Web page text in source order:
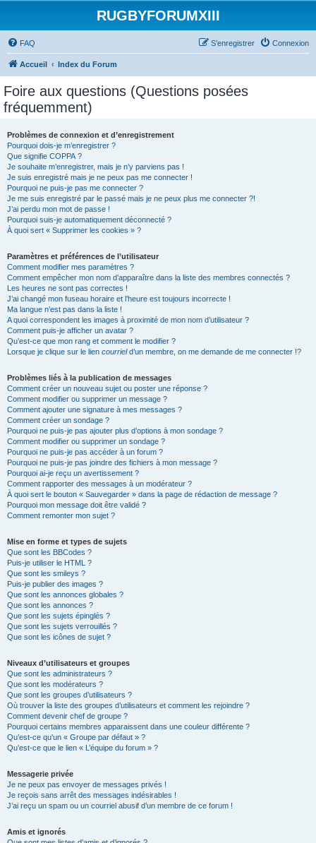
RUGBYFORUMXIII
FAQ Connexion
S’enregistrer
Accueil Index du Forum
Foire aux questions (Questions posées
fréquemment)
Problèmes de connexion et d’enregistrement
Pourquoi dois-je m’enregistrer ?
Que signifie COPPA ?
Je souhaite m’enregistrer, mais je n’y parviens pas !
Je suis enregistré mais je ne peux pas me connecter !
Pourquoi ne puis-je pas me connecter ?
Je me suis enregistré par le passé mais je ne peux plus me connecter ?!
J’ai perdu mon mot de passe !
Pourquoi suis-je automatiquement déconnecté ?
À quoi sert « Supprimer les cookies » ?
Paramètres et préférences de l’utilisateur
Comment modifier mes paramètres ?
Comment empêcher mon nom d’apparaître dans la liste des membres connectés ?
Les heures ne sont pas correctes !
J’ai changé mon fuseau horaire et l’heure est toujours incorrecte !
Ma langue n’est pas dans la liste !
A quoi correspondent les images à proximité de mon nom d’utilisateur ?
Comment puis-je afficher un avatar ?
Qu’est-ce que mon rang et comment le modifier ?
Lorsque je clique sur le lien courrield’un membre, on me demande de me connecter !?
Problèmes liés à la publication de messages
Comment créer un nouveau sujet ou poster une réponse ?
Comment modifier ou supprimer un message ?
Comment ajouter une signature à mes messages ?
Comment créer un sondage ?
Pourquoi ne puis-je pas ajouter plus d’options à mon sondage ?
Comment modifier ou supprimer un sondage ?
Pourquoi ne puis-je pas accéder à un forum ?
Pourquoi ne puis-je pas joindre des fichiers à mon message ?
Pourquoi ai-je reçu un avertissement ?
Comment rapporter des messages à un modérateur ?
À quoi sert le bouton « Sauvegarder » dans la page de rédaction de message ?
Pourquoi mon message doit être validé ?
Comment remonter mon sujet ?
Mise en forme et types de sujets
Que sont les BBCodes ?
Puis-je utiliser le HTML ?
Que sont les smileys ?
Puis-je publier des images ?
Que sont les annonces globales ?
Que sont les annonces ?
Que sont les sujets épinglés ?
Que sont les sujets verrouillés ?
Que sont les icônes de sujet ?
Niveaux d’utilisateurs et groupes
Que sont les administrateurs ?
Que sont les modérateurs ?
Que sont les groupes d’utilisateurs ?
Où trouver la liste des groupes d’utilisateurs et comment les rejoindre ?
Comment devenir chef de groupe ?
Pourquoi certains membres apparaissent dans une couleur différente ?
Qu’est-ce qu’un « Groupe par défaut » ?
Qu’est-ce que le lien « L’équipe du forum » ?
Messagerie privée
Je ne peux pas envoyer de messages privés !
Je reçois sans arrêt des messages indésirables !
J’ai reçu un spam ou un courriel abusif d’un membre de ce forum !
Amis et ignorés